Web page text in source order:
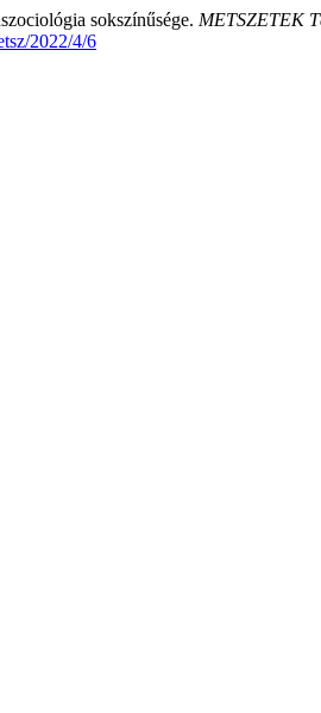
sokszínűsége. METSZETEK
2022/4/6